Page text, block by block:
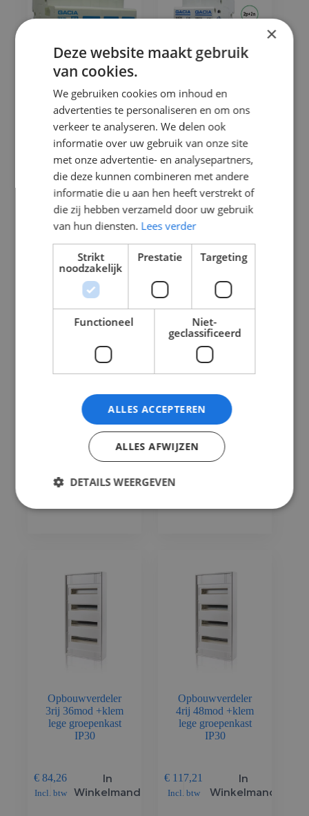
Automaat 25A 4P
4 mod C kar
5101480025
38,66
Incl. btw
In
Winkelmand
Fornuisgroep
2x20A 2x1P+N 2
kookgroep
€ 29,22
Incl. btw
In
Winkelmand
Opbouwverdeler
1rij 12mod +klem
lege groepenkast
IP30
54,79
In
Opbouwverdeler
2rij 24mod +klem
lege groepenkast
IP30
€41,14
Opbouwverdeler
3rij 36mod +klem
lege groepenkast
IP30
€ 84,26
Incl. btw
In
Winkelmand
Opbouwverdeler
4rij 48mod +klem
lege groepenkast
IP30
€ 117,21
Incl. btw
In
Winkelmand
×
Deze website maakt gebruik
van cookies.
We gebruiken cookies om inhoud en
advertenties te personaliseren en om ons
verkeer te analyseren. We delen ook
informatie over uw gebruik van onze site
met onze advertentie- en analysepartners,
die deze kunnen combineren met andere
informatie die u aan hen heeft verstrekt of
die zij hebben verzameld door uw gebruik
van hun diensten. Lees verder
Strikt
noodzakelijk
Prestatie Targeting
Functioneel
Niet-
geclassificeerd
ALLES ACCEPTEREN
ALLES AFWIJZEN
DETAILS WEERGEVEN